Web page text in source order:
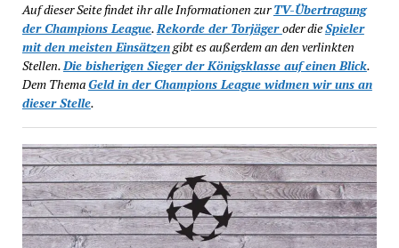
Auf dieser Seite findet ihr alle Informationen zurTV-Übertragung
der Champions League.Rekorde der Torjägeroder dieSpieler
mit den meisten Einsätzengibt es außerdem an den verlinkten
Stellen.Die bisherigen Sieger der Königsklasse auf einen Blick.
Dem ThemaGeld in der Champions League widmen wir uns an
dieser Stelle.